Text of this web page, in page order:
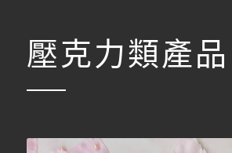
壓克力類產品